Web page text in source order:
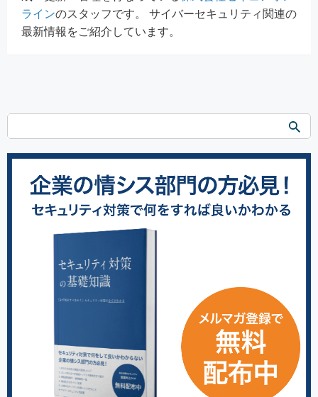
ラインのスタッフです。 サイバーセキュリティ関連の
最新情報をご紹介しています。